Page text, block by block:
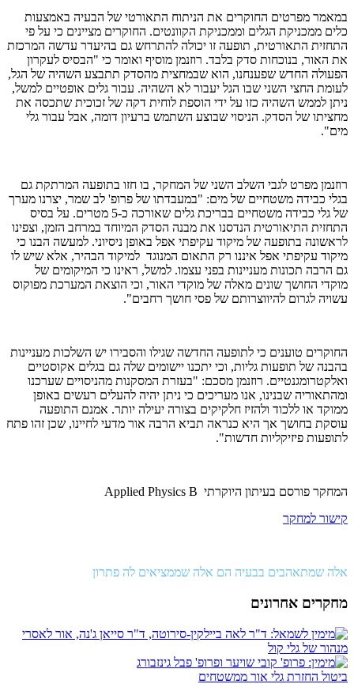
במאמר מפרטים החוקרים את הניתוח התאורטי של הבעיה באמצעות
כלים ממכניקת הגלים וממכניקת הקוונטים. החוקרים מציינים כי על פי
התחזית התאורטית, תופעה זו יכולה להתרחש גם בהיעדר עדשה המרכזת
את האור, בנוכחות סדק בלבד. רוזנמן מוסיף ואומר כי "הבסיס לעקרון
הפעולה החדש שפענחנו, הוא שבמחצית מהסדק תתבצע השהיה של הגל,
לעומת החצי השני שבו הגל יעבור לא השהיה. עבור גלים אופטיים למשל,
ניתן לממש השהיה כזו על ידי הוספת לוחית דקה של זכוכית שתכסה את
מחציתו של הסדק. הניסוי שבוצע השתמש ברעיון דומה, אבל עבור גלי
מים".
רוזנמן מפרט לגבי השלב השני של המחקר, בו חזו בתופעה המרתקת גם
בגלי כבידה משטחיים של מים: "במעבדתו של פרופ' לב שמר, יצרנו מערך
של גלי כבידה משטחיים בבריכת גלים שאורכה כ-5 מטרים. על בסיס
התחזית התיאורטית הנדסנו את מבנה הסדק המיוחד במרחב הזמן, וצפינו
לראשונה בתופעה של מיקוד עקיפתי אפל באופן ניסיוני. למעשה הבנו כי
מיקוד עקיפתי אפל איננו רק התאום המנוגד למיקוד הבהיר, אלא שיש לו
גם הרבה תכונות מעניינות בפני עצמו. למשל, ראינו כי המיקומים של
מוקדי החושך שונים מאלה של מוקדי האור, וכי הוצאת המערכת מפוקוס
עשויה לגרום להיווצרותם של פסי חושך רחבים".
החוקרים טוענים כי לתופעה החדשה שגילו והסבירו יש השלכות מעניינות
בהבנה של תופעות גליות, וכי יתכנו יישומים שלה גם בגלים אקוסטיים
ואלקטרומגנטיים. רוזנמן מסכם: "בעזרת המסקנות מהניסויים שערכנו
ומהתאוריה שבנינו, אנו מעריכים כי ניתן יהיה להעלים רעשים באופן
ממוקד או ללכוד ולהזיז חלקיקים בצורה יעילה יותר. אמנם התופעה
עוסקת בחושך אך היא כנראה תביא הרבה אור מדעי לחיינו, שכן זהו פתח
לתופעות פיזיקליות חדשות".
המחקר פורסם בעיתון היוקרתי Applied Physics B
קישור למחקר
אלה שמתאהבים בבעיה הם אלה שממציאים לה פתרון
מחקרים אחרונים
מנהור של גלי קול
ביטול החזרת גלי אור ממשטחים